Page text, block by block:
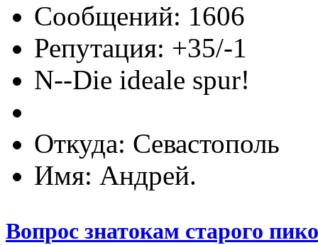
Сообщений: 1606
Репутация: +35/-1
N--Die ideale spur!
Откуда: Севастополь
Имя: Андрей.
Вопрос знатокам старого пико